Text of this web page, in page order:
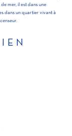
mer, il est dans une
dans un quartier vivant à